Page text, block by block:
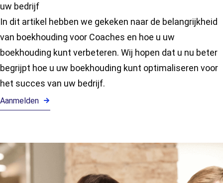
uw bedrijf
In dit artikel hebben we gekeken naar de belangrijkheid
van boekhouding voor Coaches en hoe u uw
boekhouding kunt verbeteren. Wij hopen dat u nu beter
begrijpt hoe u uw boekhouding kunt optimaliseren voor
het succes van uw bedrijf.
Aanmelden